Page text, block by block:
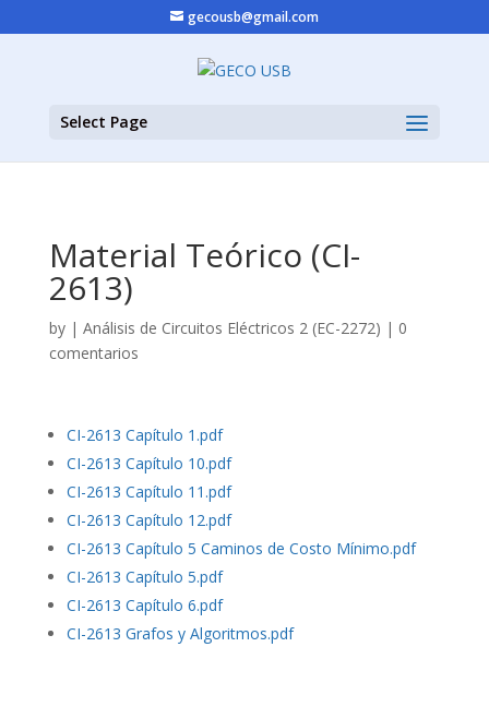
gecousb@gmail.com
Select Page
Material Teórico (CI-
2613)
by | Análisis de Circuitos Eléctricos 2 (EC-2272) | 0
comentarios
CI-2613 Capítulo 1.pdf
CI-2613 Capítulo 10.pdf
CI-2613 Capítulo 11.pdf
CI-2613 Capítulo 12.pdf
CI-2613 Capítulo 5 Caminos de Costo Mínimo.pdf
CI-2613 Capítulo 5.pdf
CI-2613 Capítulo 6.pdf
CI-2613 Grafos y Algoritmos.pdf